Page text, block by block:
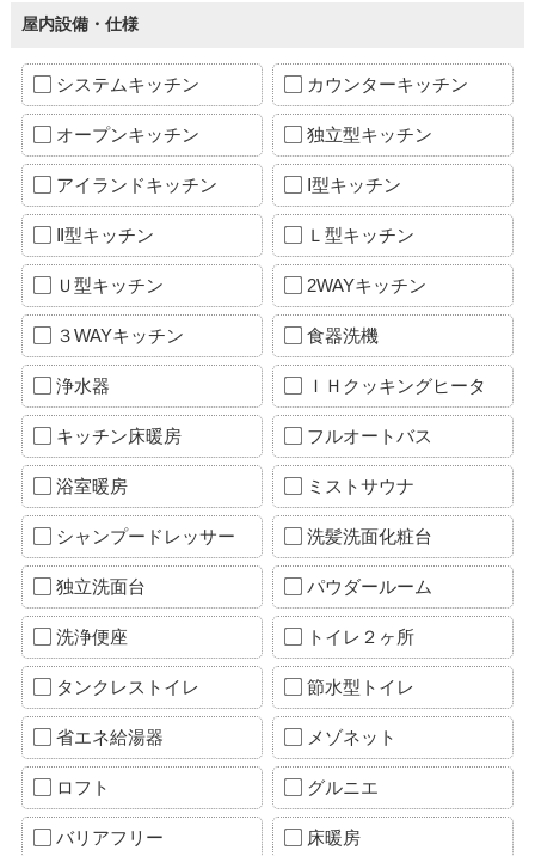
屋内設備・仕様
システムキッチン カウンターキッチン
オープンキッチン 独立型キッチン
アイランドキッチン Ⅰ型キッチン
Ⅱ型キッチン Ｌ型キッチン
Ｕ型キッチン 2WAYキッチン
３WAYキッチン 食器洗機
浄水器 ＩＨクッキングヒータ
キッチン床暖房 フルオートバス
浴室暖房 ミストサウナ
シャンプードレッサー 洗髪洗面化粧台
独立洗面台 パウダールーム
洗浄便座 トイレ２ヶ所
タンクレストイレ 節水型トイレ
省エネ給湯器 メゾネット
ロフト グルニエ
バリアフリー 床暖房